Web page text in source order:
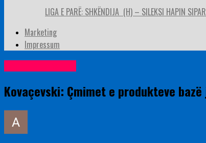
LIGA E PARË: SHKËNDIJA (H) – SILEKSI HAPIN
Marketing
Impressum
Kovaçevski: Çmimet e produkteve